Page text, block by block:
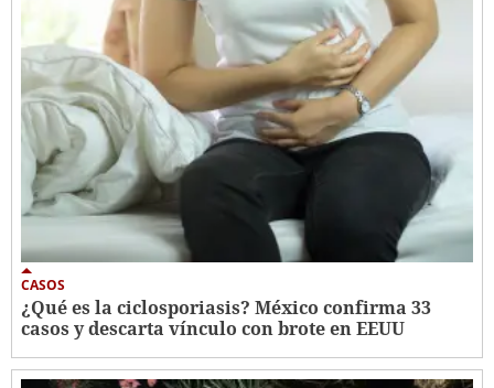
CASOS
¿Qué es la ciclosporiasis? México confirma 33
casos y descarta vínculo con brote en EEUU